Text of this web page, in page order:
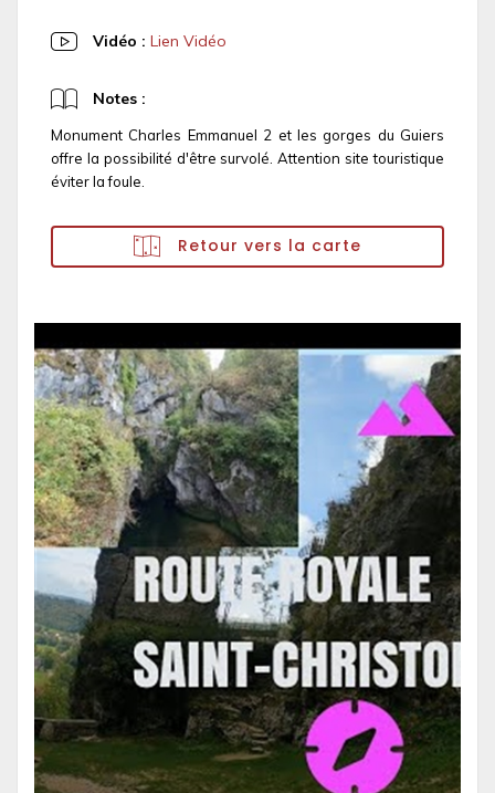
Vidéo : Lien Vidéo
Notes :
Monument Charles Emmanuel 2 et les gorges du Guiers
offre la possibilité d'être survolé. Attention site touristique
éviter la foule.
Retour vers la carte